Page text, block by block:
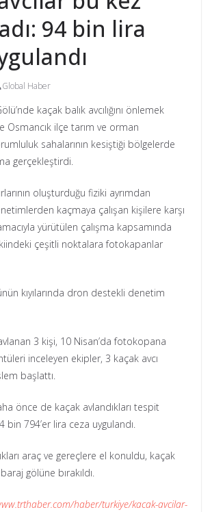
94 bin lira
Global Haber
kaçak balık avcılığını önlemek
Osmancık ilçe tarım ve orman
sahalarının kesiştiği bölgelerde
gerçekleştirdi.
oluşturduğu fiziki ayrımdan
kaçmaya çalışan kişilere karşı
yürütülen çalışma kapsamında
çeşitli noktalara fotokapanlar
kıyılarında dron destekli denetim
3 kişi, 10 Nisan’da fotokopana
inceleyen ekipler, 3 kaçak avcı
başlattı.
önce de kaçak avlandıkları tespit
bin 794’er lira ceza uygulandı.
araç ve gereçlere el konuldu, kaçak
gölüne bırakıldı.
haber/turkiye/kacak-avcilar-